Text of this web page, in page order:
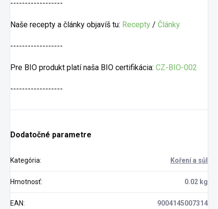
------------------
Naše recepty a články objavíš tu: Recepty / Články
------------------
Pre BIO produkt platí naša BIO certifikácia: CZ-BIO-002
------------------
Dodatočné parametre
Kategória: Koření a sůl
Hmotnosť: 0.02 kg
EAN: 9004145007314